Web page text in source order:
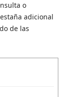
o
adicional
de las